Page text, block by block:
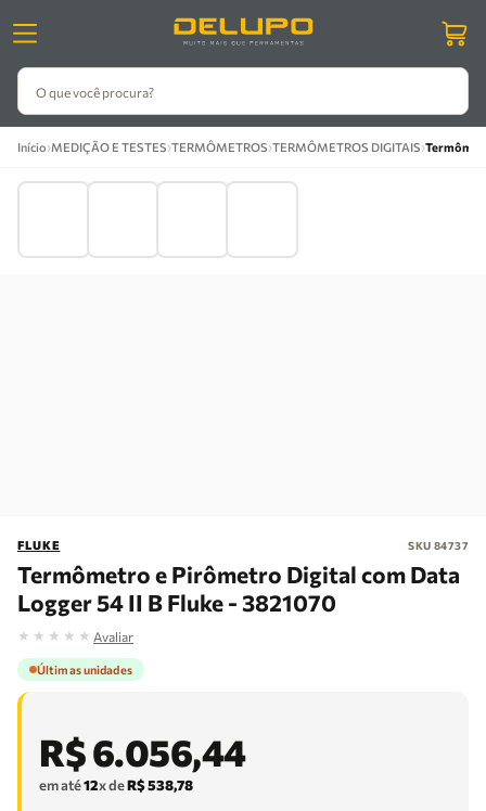
O que você procura?
Início›MEDIÇÃO E TESTES›TERMÔMETROS›TERMÔMETROS DIGITAIS›
FLUKE SKU 84737
Termômetro e Pirômetro Digital com Data
Logger 54 II B Fluke - 3821070
★ ★ ★ ★ ★ Avaliar
Últimas unidades
R$6.056,44
em até12x deR$538,78